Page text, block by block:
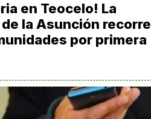
en Teocelo! La
la Asunción recorre
por primera